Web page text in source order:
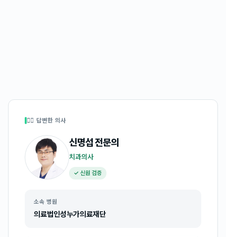
👩‍⚕️ 답변한 의사
신명섭전문의
치과의사
✓ 신원 검증
소속 병원
의료법인성누가의료재단